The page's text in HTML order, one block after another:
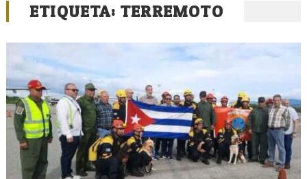
ETIQUETA: TERREMOTO